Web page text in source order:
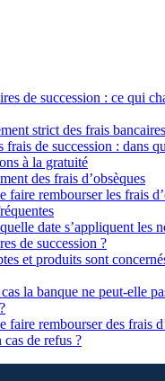
de succession : ce qui
strict des frais bancaires
frais de succession : dans
à la gratuité
des frais d’obsèques
faire rembourser les frais
date s’appliquent les
de succession ?
et produits sont
la banque ne peut-elle
faire rembourser des frais
cas de refus ?